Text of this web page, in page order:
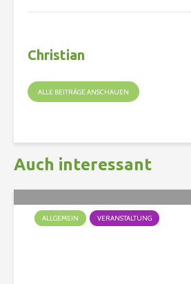
Christian
ALLE BEITRÄGE ANSCHAUEN
Auch interessant
ALLGEMEIN VERANSTALTUNG